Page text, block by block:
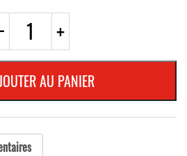
- quantité
Figurine
écolier
"FILLE"
,
en
PVC
cellulaire
de
+
AU PANIER